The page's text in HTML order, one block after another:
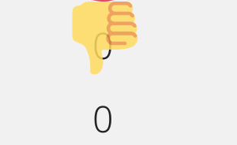
0
Палец
вниз!
0